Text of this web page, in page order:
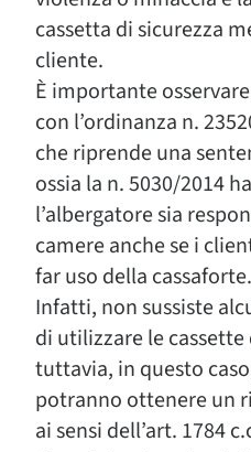
cassetta di sicurezza
cliente.
È importante
con l’ordinanza n.
che riprende una
ossia la n. 5030/2014
l’albergatore sia
camere anche se i
far uso della cassaforte.
Infatti, non sussiste
di utilizzare le cassette
tuttavia, in questo
potranno ottenere un
ai sensi dell’art. 1784